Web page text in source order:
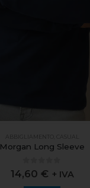
ABBIGLIAMENTO CASUAL
Morgan Long Sleeve
0out of 5
14,60 € + IVA